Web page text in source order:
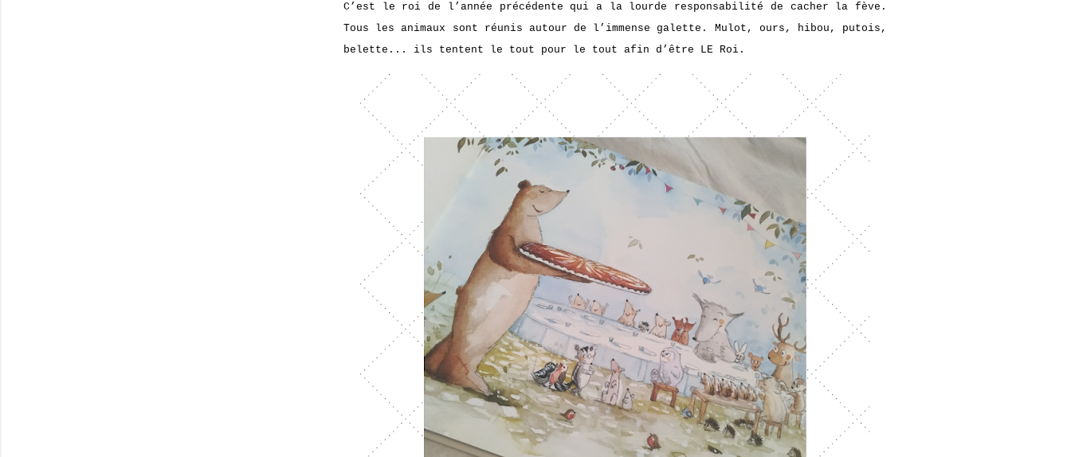
C’est le roi de l’année précédente qui a la lourde responsabilité de cacher la fève.
Tous les animaux sont réunis autour de l’immense galette. Mulot, ours, hibou, putois,
belette... ils tentent le tout pour le tout afin d’être LE Roi.